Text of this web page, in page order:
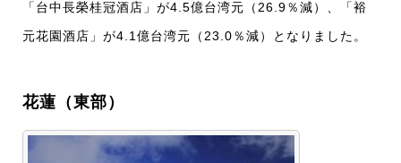
「台中長榮桂冠酒店」が4.5億台湾元（26.9％減）、「裕
元花園酒店」が4.1億台湾元（23.0％減）となりました。
花蓮（東部）